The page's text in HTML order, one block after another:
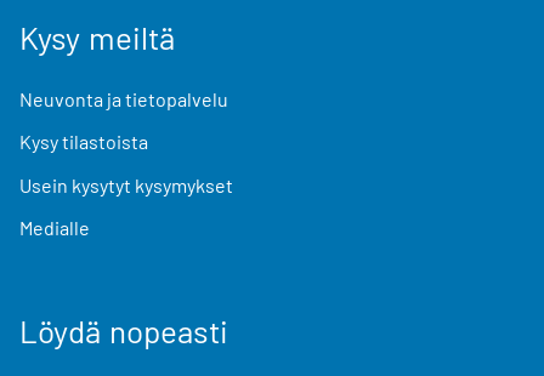
Kysy meiltä
Neuvonta ja tietopalvelu
Kysy tilastoista
Usein kysytyt kysymykset
Medialle
Löydä nopeasti